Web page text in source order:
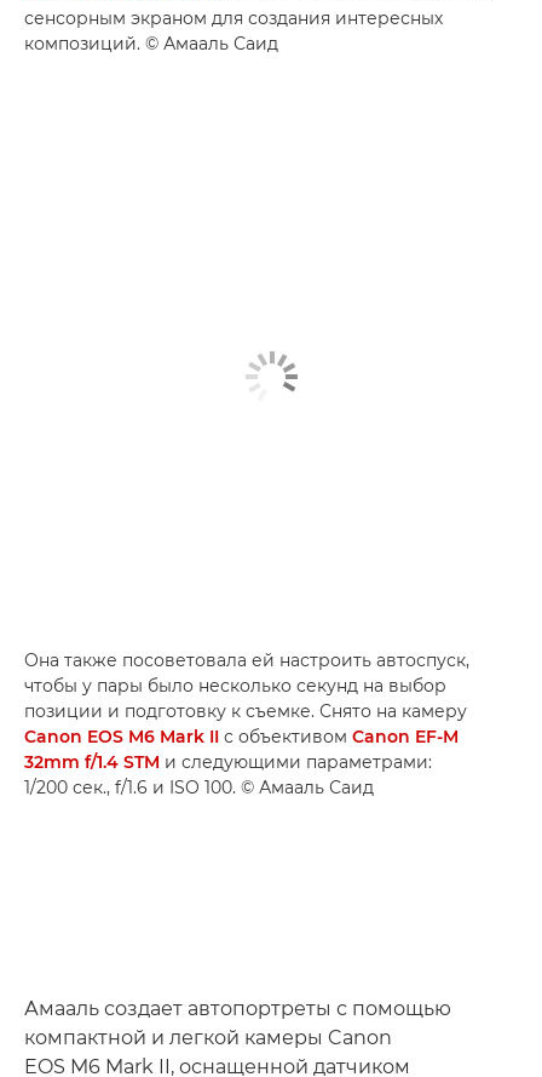
сенсорным экраном для создания интересных
композиций. © Амааль Саид
Она также посоветовала ей настроить автоспуск,
чтобы у пары было несколько секунд на выбор
позиции и подготовку к съемке. Снято на камеру
Canon EOS M6 Mark II с объективом Canon EF-M
32mm f/1.4 STM и следующими параметрами:
1/200 сек., f/1.6 и ISO 100. © Амааль Саид
Амааль создает автопортреты с помощью
компактной и легкой камеры Canon
EOS M6 Mark II, оснащенной датчиком